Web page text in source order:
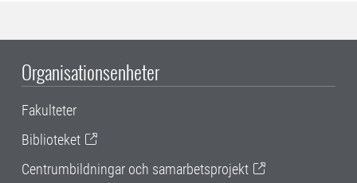
Organisationsenheter
Fakulteter
Biblioteket
Centrumbildningar och samarbetsprojekt